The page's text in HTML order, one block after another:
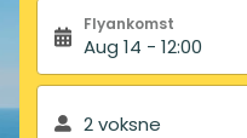
Flyankomst
Aug 14 - 12:00
2 voksne